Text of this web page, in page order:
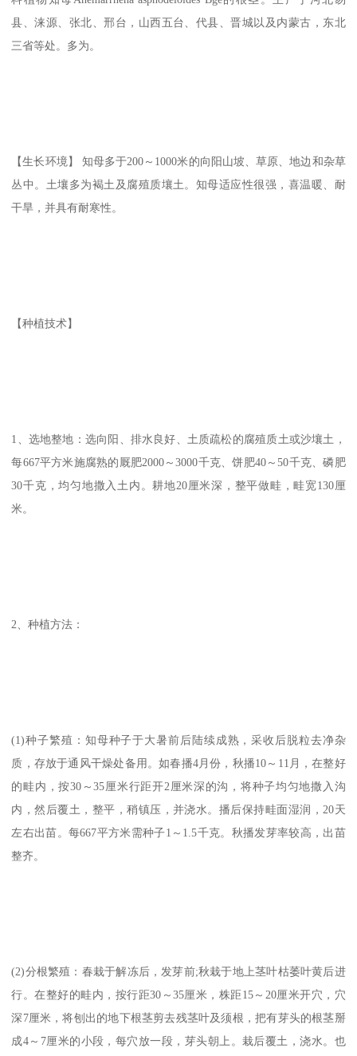
县、涞源、张北、邢台，山西五台、代县、晋城以及内蒙古，东北
三省等处。多为。
【生长环境】 知母多于200～1000米的向阳山坡、草原、地边和杂草
丛中。土壤多为褐土及腐殖质壤土。知母适应性很强，喜温暖、耐
干旱，并具有耐寒性。
【种植技术】
1、选地整地：选向阳、排水良好、土质疏松的腐殖质土或沙壤土，
每667平方米施腐熟的厩肥2000～3000千克、饼肥40～50千克、磷肥
30千克，均匀地撒入土内。耕地20厘米深，整平做畦，畦宽130厘
米。
2、种植方法：
(1)种子繁殖：知母种子于大暑前后陆续成熟，采收后脱粒去净杂
质，存放于通风干燥处备用。如春播4月份，秋播10～11月，在整好
的畦内，按30～35厘米行距开2厘米深的沟，将种子均匀地撒入沟
内，然后覆土，整平，稍镇压，并浇水。播后保持畦面湿润，20天
左右出苗。每667平方米需种子1～1.5千克。秋播发芽率较高，出苗
整齐。
(2)分根繁殖：春栽于解冻后，发芽前;秋栽于地上茎叶枯萎叶黄后进
行。在整好的畦内，按行距30～35厘米，株距15～20厘米开穴，穴
深7厘米，将刨出的地下根茎剪去残茎叶及须根，把有芽头的根茎掰
成4～7厘米的小段，每穴放一段，芽头朝上。栽后覆土，浇水。也